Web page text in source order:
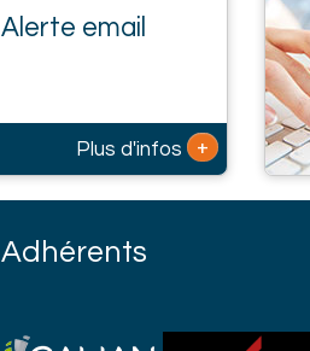
Alerte email
Plus d'infos +
Adhérents